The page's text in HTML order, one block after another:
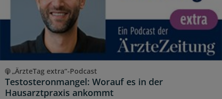
„ÄrzteTag extra“-Podcast
Testosteronmangel: Worauf es in der
Hausarztpraxis ankommt